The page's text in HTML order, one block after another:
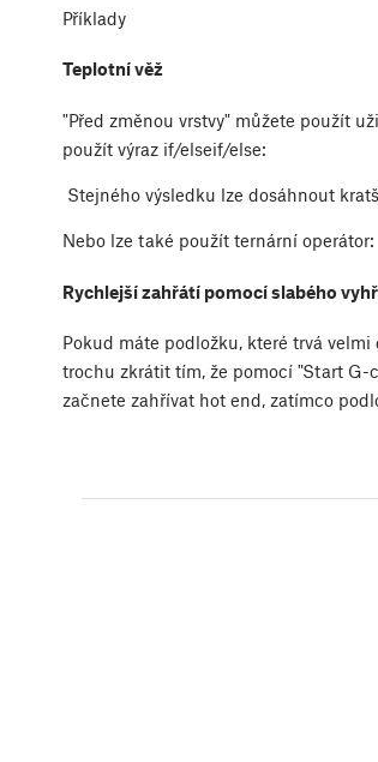
Příklady
Teplotní věž
"Před změnou vrstvy" můžete použít
použít výraz if/elseif/else:
Stejného výsledku lze dosáhnout
Nebo lze také použít ternární operátor:
Rychlejší zahřátí pomocí slabého
Pokud máte podložku, které trvá
trochu zkrátit tím, že pomocí "Start
začnete zahřívat hot end, zatímco